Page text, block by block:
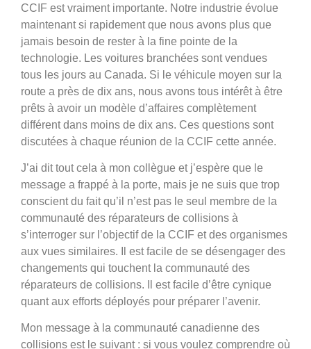
CCIF est vraiment importante. Notre industrie évolue
maintenant si rapidement que nous avons plus que
jamais besoin de rester à la fine pointe de la
technologie. Les voitures branchées sont vendues
tous les jours au Canada. Si le véhicule moyen sur la
route a près de dix ans, nous avons tous intérêt à être
prêts à avoir un modèle d’affaires complètement
différent dans moins de dix ans. Ces questions sont
discutées à chaque réunion de la CCIF cette année.
J’ai dit tout cela à mon collègue et j’espère que le
message a frappé à la porte, mais je ne suis que trop
conscient du fait qu’il n’est pas le seul membre de la
communauté des réparateurs de collisions à
s’interroger sur l’objectif de la CCIF et des organismes
aux vues similaires. Il est facile de se désengager des
changements qui touchent la communauté des
réparateurs de collisions. Il est facile d’être cynique
quant aux efforts déployés pour préparer l’avenir.
Mon message à la communauté canadienne des
collisions est le suivant : si vous voulez comprendre où